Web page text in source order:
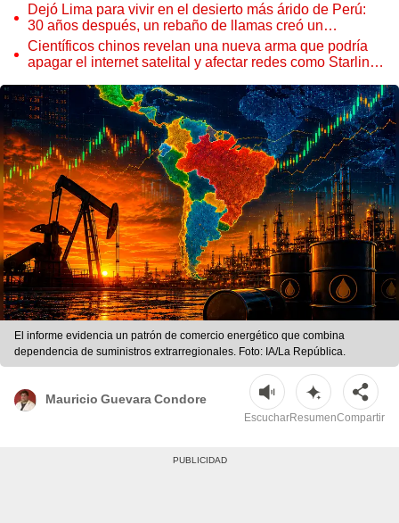
Dejó Lima para vivir en el desierto más árido de Perú:
30 años después, un rebaño de llamas creó un
sorprendente ecosistema
Científicos chinos revelan una nueva arma que podría
apagar el internet satelital y afectar redes como Starlink
El informe evidencia un patrón de comercio energético que combina
dependencia de suministros extrarregionales. Foto: IA/La República.
Mauricio Guevara Condore
EscucharResumenCompartir